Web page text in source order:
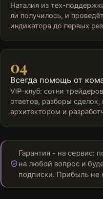
Наталия из тех-
ли получилось, и
индикатора до первых
04
Всегда помощь от
VIP-клуб: сотни
ответов, разборы сделок,
архитектором и
Гарантия - на сервис:
на любой вопрос и
подписки. Прибыль не